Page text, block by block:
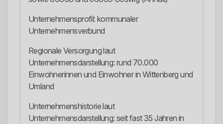
Unternehmensprofil: kommunaler
Unternehmensverbund
Regionale Versorgung laut
Unternehmensdarstellung: rund 70.000
Einwohnerinnen und Einwohner in Wittenberg und
Umland
Unternehmenshistorie laut
Unternehmensdarstellung: seit fast 35 Jahren in